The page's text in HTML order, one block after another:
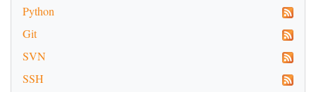
Python
Git
SVN
SSH